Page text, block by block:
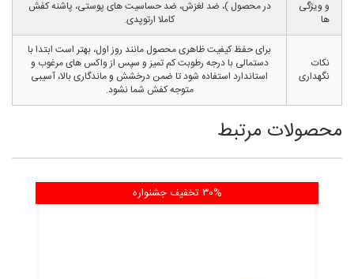
و ویژگی
ها
در محصول )، ضد لغزش، ضد حساسیت های پوستی، پاشنه کفش
کاملا ارتوپدی.
نکات
نگهداری
برای حفظ کیفیت ظاهری محصول مانند روز اول، بهتر است ابتدا با
دستمالی با درجه رطوبت کم تمیز و سپس از واکس های مرغوب و
استاندارد استفاده شود تا ضمن درخشش و ماندگاری بالا، آسیبی
متوجه کفش شما نشود.
محصولات مرتبط
۳۰% تخفیف جشنواره